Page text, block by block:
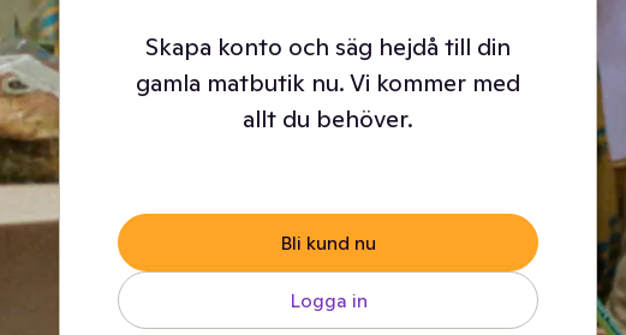
Skapa konto och säg hejdå till din
gamla matbutik nu. Vi kommer med
allt du behöver.
Bli kund nu
Logga in